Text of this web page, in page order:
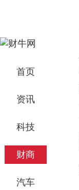
首页
资讯
科技
财商
汽车